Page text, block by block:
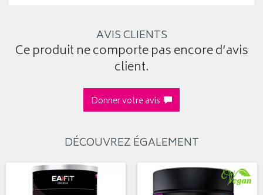
AVIS CLIENTS
Ce produit ne comporte pas encore d’avis
client.
Donner votre avis
DÉCOUVREZ ÉGALEMENT